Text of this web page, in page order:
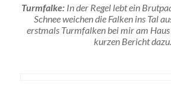
Turmfalke: In der Regel lebt ein
Schnee weichen die Falken ins Tal
erstmals Turmfalken bei mir am
kurzen Bericht dazu.